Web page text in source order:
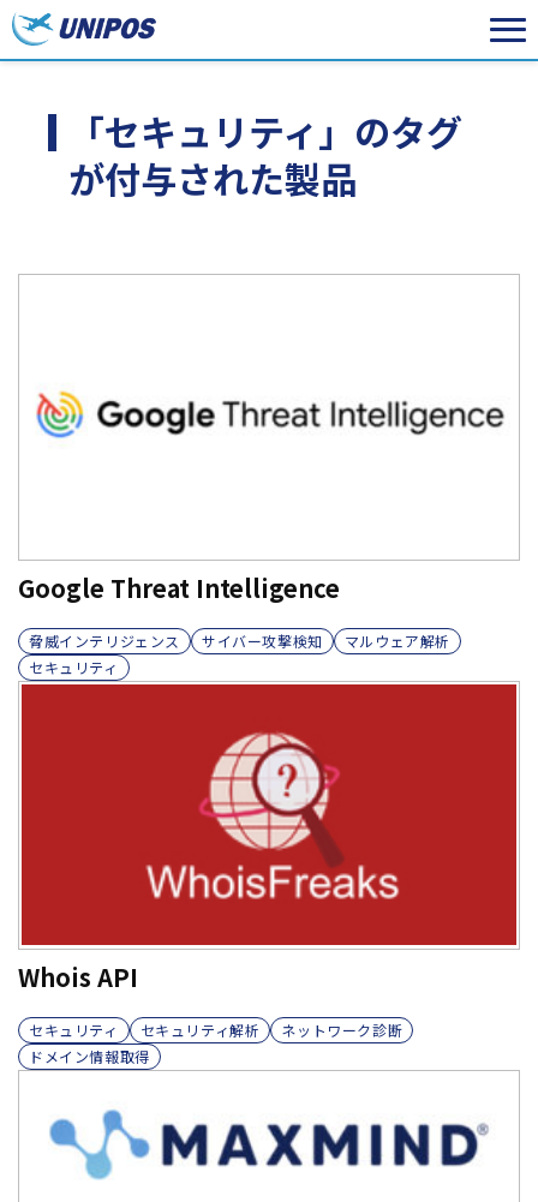
「セキュリティ」のタグ
が付与された製品
Google Threat Intelligence
脅威インテリジェンス サイバー攻撃検知
マルウェア解析
セキュリティ
Whois API
セキュリティ セキュリティ解析
ネットワーク診断
ドメイン情報取得